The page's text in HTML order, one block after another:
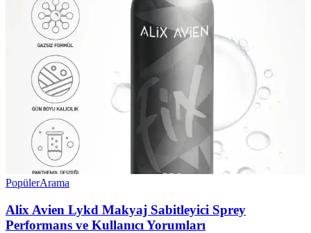
PopülerArama
Alix Avien Lykd Makyaj Sabitleyici Sprey
Performans ve Kullanıcı Yorumları